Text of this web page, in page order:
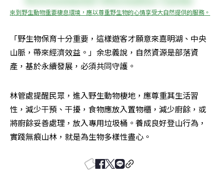
來到野生動物重要棲息環境，應以尊重野生物的心情享受大自然提供的服務。
「野生物保育十分重要，這樣遊客才願意來嘉明湖、中央
山脈，帶來經濟效益。」余忠義說，自然資源是部落資
產，基於永續發展，必須共同守護。
林管處提醒民眾，進入野生動物棲地，應尊重其生活習
性，減少干預、干擾，食物應放入置物櫃，減少廚餘，或
將廚餘妥善處理，放入專用垃圾桶。養成良好登山行為，
實踐無痕山林，就是為生物多樣性盡心。